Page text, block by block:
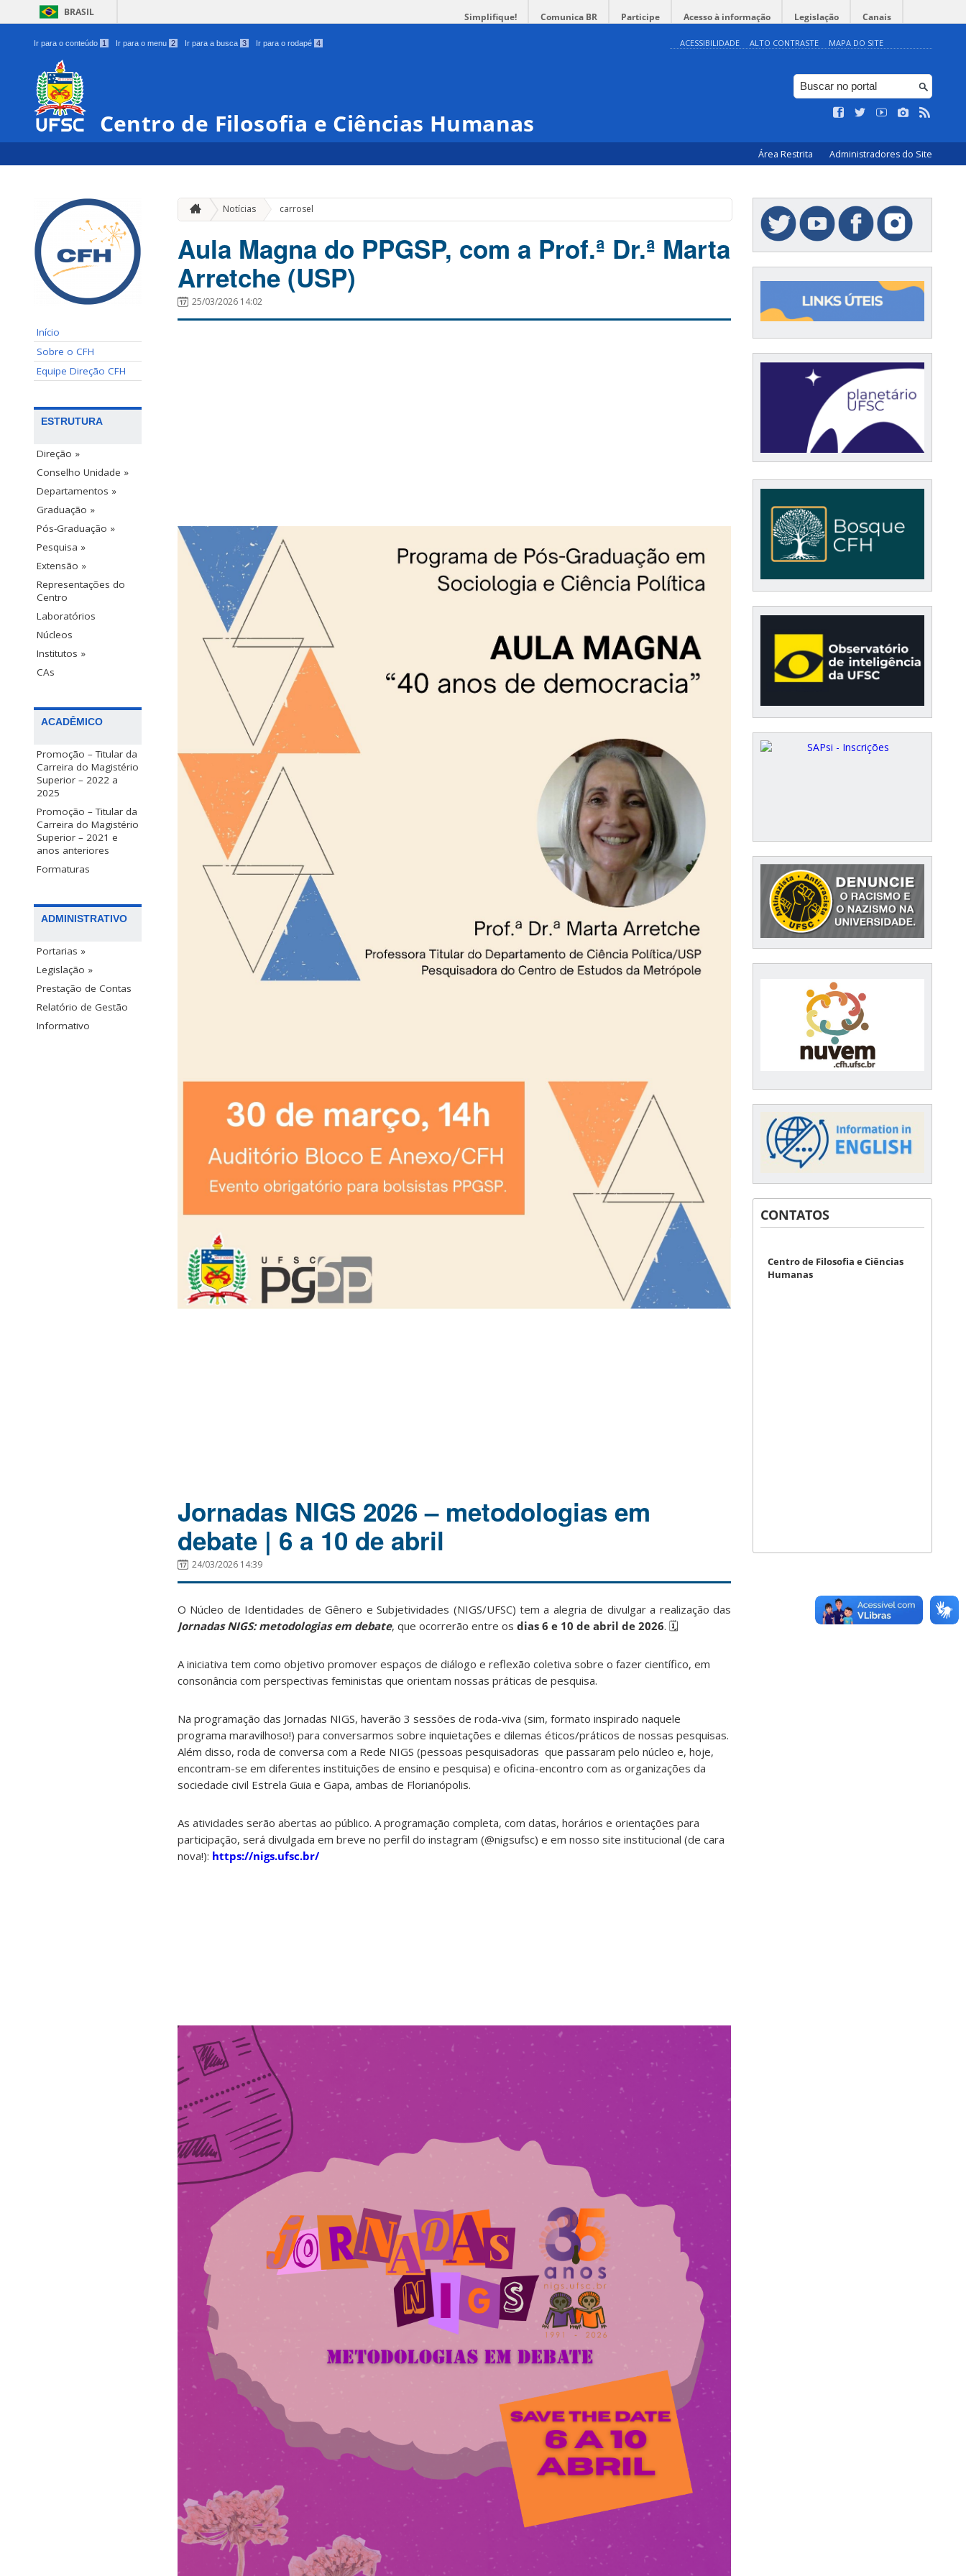
BRASIL Simplifique! Comunica BR Participe Acesso à informação Legislação Canais
Ir para o conteúdo 1 Ir para o menu 2 Ir para a busca 3 Ir para o rodapé 4 ACESSIBILIDADE ALTO CONTRASTE MAPA DO SITE
Centro de Filosofia e Ciências Humanas
Área Restrita Administradores do Site
Início
Sobre o CFH
Equipe Direção CFH
ESTRUTURA
Direção »
Conselho Unidade »
Departamentos »
Graduação »
Pós-Graduação »
Pesquisa »
Extensão »
Representações do
Centro
Laboratórios
Núcleos
Institutos »
CAs
ACADÊMICO
Promoção – Titular da
Carreira do Magistério
Superior – 2022 a
2025
Promoção – Titular da
Carreira do Magistério
Superior – 2021 e
anos anteriores
Formaturas
ADMINISTRATIVO
Portarias »
Legislação »
Prestação de Contas
Relatório de Gestão
Informativo
Notícias carrosel
Aula Magna do PPGSP, com a Prof.ª Dr.ª Marta
Arretche (USP)
25/03/2026 14:02
Jornadas NIGS 2026 – metodologias em
debate | 6 a 10 de abril
24/03/2026 14:39
O Núcleo de Identidades de Gênero e Subjetividades (NIGS/UFSC) tem a alegria de divulgar a realização das
Jornadas NIGS: metodologias em debate, que ocorrerão entre os dias 6 e 10 de abril de 2026. 🗓️
A iniciativa tem como objetivo promover espaços de diálogo e reflexão coletiva sobre o fazer científico, em
consonância com perspectivas feministas que orientam nossas práticas de pesquisa.
Na programação das Jornadas NIGS, haverão 3 sessões de roda-viva (sim, formato inspirado naquele
programa maravilhoso!) para conversarmos sobre inquietações e dilemas éticos/práticos de nossas pesquisas.
Além disso, roda de conversa com a Rede NIGS (pessoas pesquisadoras que passaram pelo núcleo e, hoje,
encontram-se em diferentes instituições de ensino e pesquisa) e oficina-encontro com as organizações da
sociedade civil Estrela Guia e Gapa, ambas de Florianópolis.
As atividades serão abertas ao público. A programação completa, com datas, horários e orientações para
participação, será divulgada em breve no perfil do instagram (@nigsufsc) e em nosso site institucional (de cara
nova!): https://nigs.ufsc.br/
CONTATOS
Centro de Filosofia e Ciências
Humanas